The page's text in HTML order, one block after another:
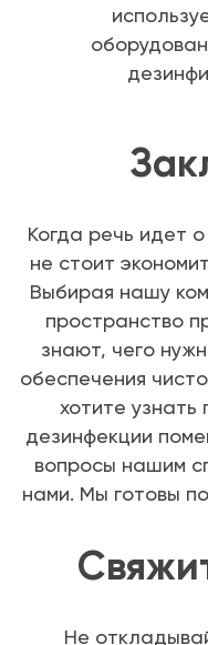
Когда речь идет
не стоит
Выбирая нашу
пространство
знают, чего
обеспечения
хотите
дезинфекции
вопросы нашим
нами. Мы готовы
Не